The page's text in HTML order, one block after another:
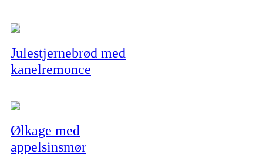
Julestjernebrød med
kanelremonce
Ølkage med
appelsinsmør